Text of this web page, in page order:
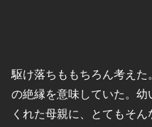
駆け落ちももちろん考えた
の絶縁を意味していた。
くれた母親に、とてもそ